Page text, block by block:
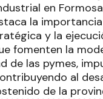
en
la
y la
fomenten la
de las pymes,
al
de la